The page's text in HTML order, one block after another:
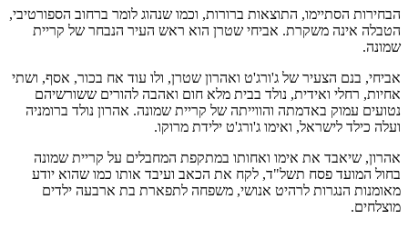
הבחירות הסתיימו, התוצאות ברורות, וכמו שנהוג לומר ברחוב הספורטיבי,
הטבלה אינה משקרת. אביחי שטרן הוא ראש העיר הנבחר של קריית
שמונה.
אביחי, בנם הצעיר של ג'ורג'ט ואהרון שטרן, ולו עוד אח בכור, אסף, ושתי
אחיות, רחלי ואידית, נולד בבית מלא חום ואהבה להורים ששורשיהם
נטועים עמוק באדמתה והווייתה של קריית שמונה. אהרון נולד ברומניה
ועלה כילד לישראל, ואימו ג'ורג'ט ילידת מרוקו.
אהרון, שיאבד את אימו ואחותו במתקפת המחבלים על קריית שמונה
בחול המועד פסח תשל"ד, לקח את הכאב ועיבד אותו כמו שהוא יודע
מאומנות הנגרות לרהיט אנושי, משפחה לתפארת בת ארבעה ילדים
מוצלחים.